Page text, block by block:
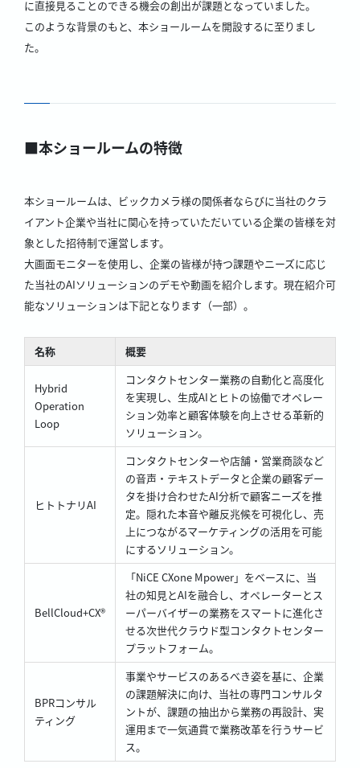
に直接見ることのできる機会の創出が課題となっていました。
このような背景のもと、本ショールームを開設するに至りまし
た。
■本ショールームの特徴
本ショールームは、ビックカメラ様の関係者ならびに当社のクラ
イアント企業や当社に関心を持っていただいている企業の皆様を対
象とした招待制で運営します。
大画面モニターを使用し、企業の皆様が持つ課題やニーズに応じ
た当社のAIソリューションのデモや動画を紹介します。現在紹介可
能なソリューションは下記となります（一部）。
名称 概要
Hybrid
Operation
Loop
コンタクトセンター業務の自動化と高度化
を実現し、生成AIとヒトの協働でオペレー
ション効率と顧客体験を向上させる革新的
ソリューション。
ヒトトナリAI
コンタクトセンターや店舗・営業商談など
の音声・テキストデータと企業の顧客デー
タを掛け合わせたAI分析で顧客ニーズを推
定。隠れた本音や離反兆候を可視化し、売
上につながるマーケティングの活用を可能
にするソリューション。
BellCloud+CX®
「NiCE CXone Mpower」をベースに、当
社の知見とAIを融合し、オペレーターとス
ーパーバイザーの業務をスマートに進化さ
せる次世代クラウド型コンタクトセンター
プラットフォーム。
BPRコンサル
ティング
事業やサービスのあるべき姿を基に、企業
の課題解決に向け、当社の専門コンサルタ
ントが、課題の抽出から業務の再設計、実
運用まで一気通貫で業務改革を行うサービ
ス。